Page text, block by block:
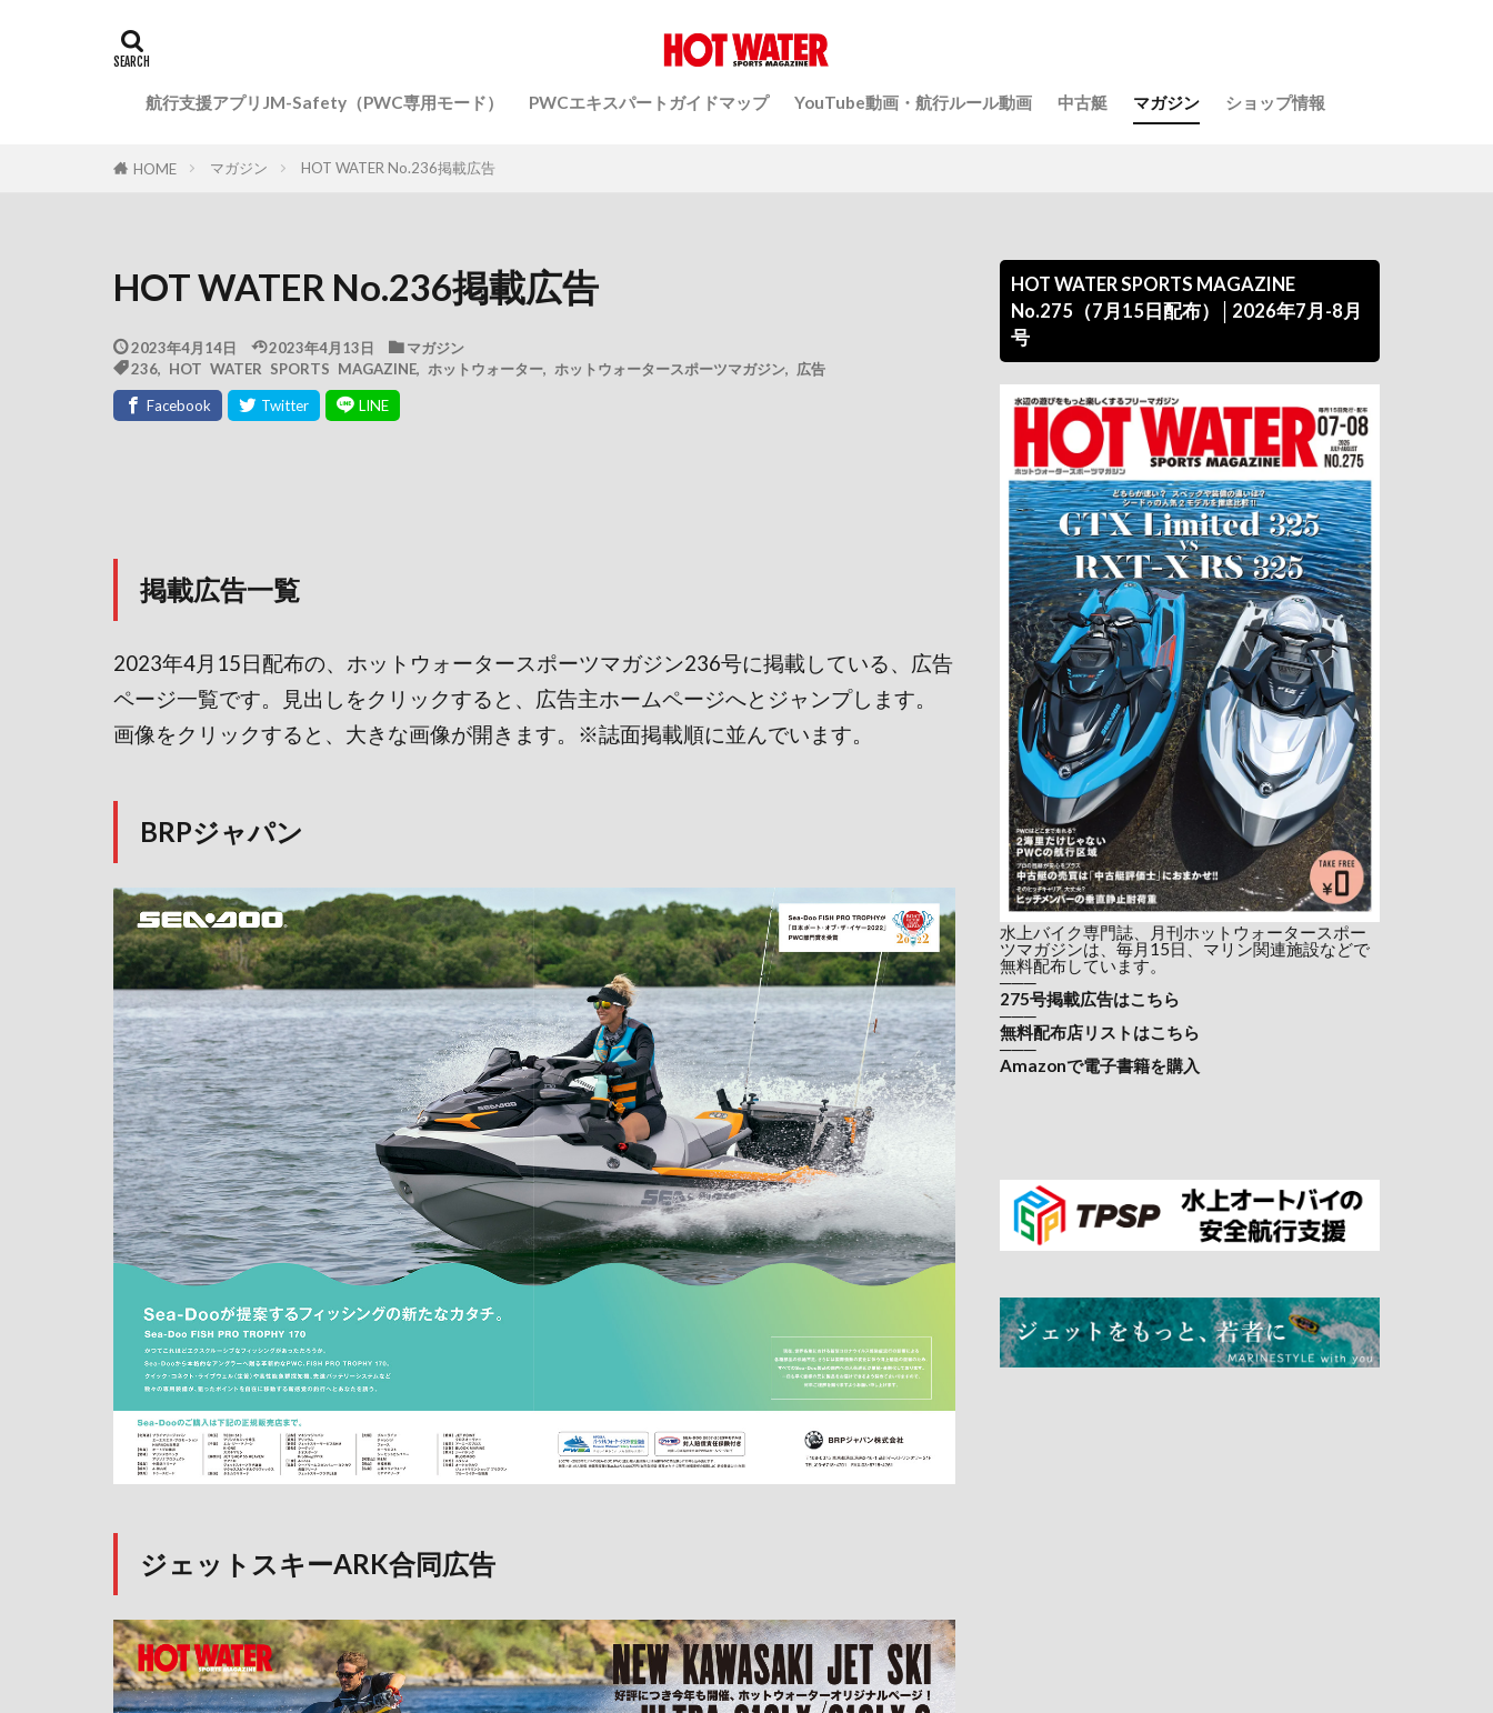
航行支援アプリJM-Safety（PWC専用モード） PWCエキスパートガイドマップ YouTube動画・航行ルール動画 中古艇 マガジン ショップ情報
HOME マガジン HOT WATER No.236掲載広告
HOT WATER No.236掲載広告
2023年4月14日 2023年4月13日
マガジン
236, HOT WATER SPORTS MAGAZINE, ホットウォーター, ホットウォータースポーツマガジン, 広告
掲載広告一覧
2023年4月15日配布の、ホットウォータースポーツマガジン236号に掲載している、広告
ページ一覧です。見出しをクリックすると、広告主ホームページへとジャンプします。
画像をクリックすると、大きな画像が開きます。※誌面掲載順に並んでいます。
BRPジャパン
ジェットスキーARK合同広告
HOT WATER SPORTS MAGAZINE
No.275（7月15日配布）│2026年7月-8月
号
水上バイク専門誌、月刊ホットウォータースポー
ツマガジンは、毎月15日、マリン関連施設などで
無料配布しています。
───
275号掲載広告はこちら
───
無料配布店リストはこちら
───
Amazonで電子書籍を購入